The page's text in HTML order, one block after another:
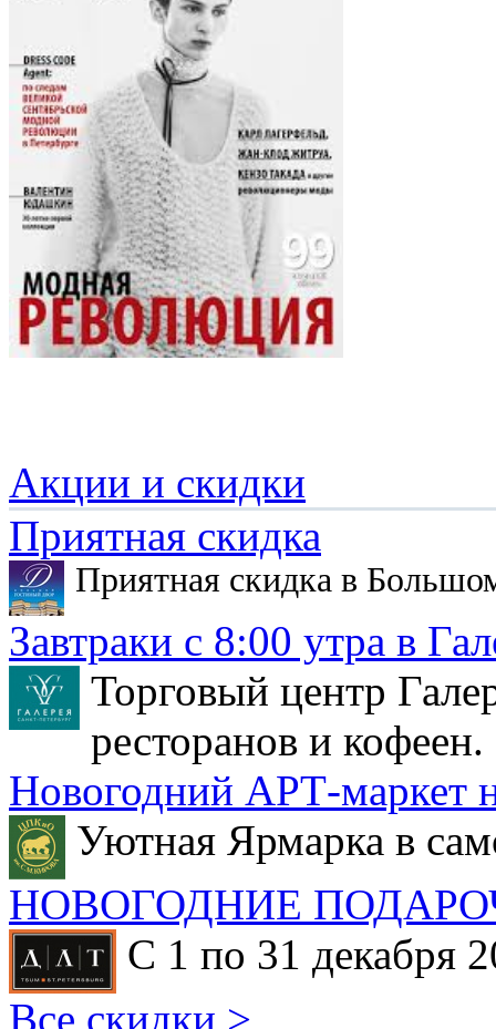
Акции и скидки
Приятная скидка
Приятная скидка в
Завтраки с 8:00 утра в
Торговый центр
ресторанов и кофеен.
Новогодний АРТ-маркет
Уютная Ярмарка в
НОВОГОДНИЕ
С 1 по 31 декабря
Все скидки >